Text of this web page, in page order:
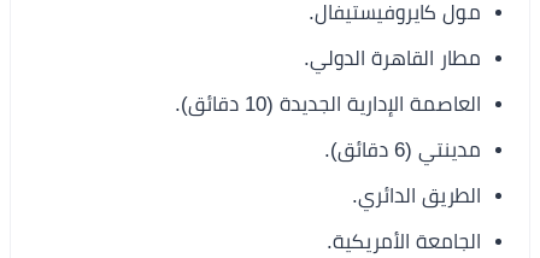
مول كايروفيستيفال.
مطار القاهرة الدولي.
العاصمة الإدارية الجديدة (10 دقائق).
مدينتي (6 دقائق).
الطريق الدائري.
الجامعة الأمريكية.